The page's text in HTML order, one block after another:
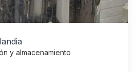
y almacenamiento